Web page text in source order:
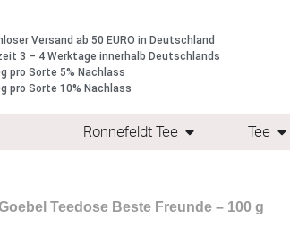
Versand ab 50 EURO in Deutschland
3 – 4 Werktage innerhalb Deutschlands
pro Sorte 5% Nachlass
pro Sorte 10% Nachlass
Ronnefeldt Tee Tee
Teedose Beste Freunde – 100 g